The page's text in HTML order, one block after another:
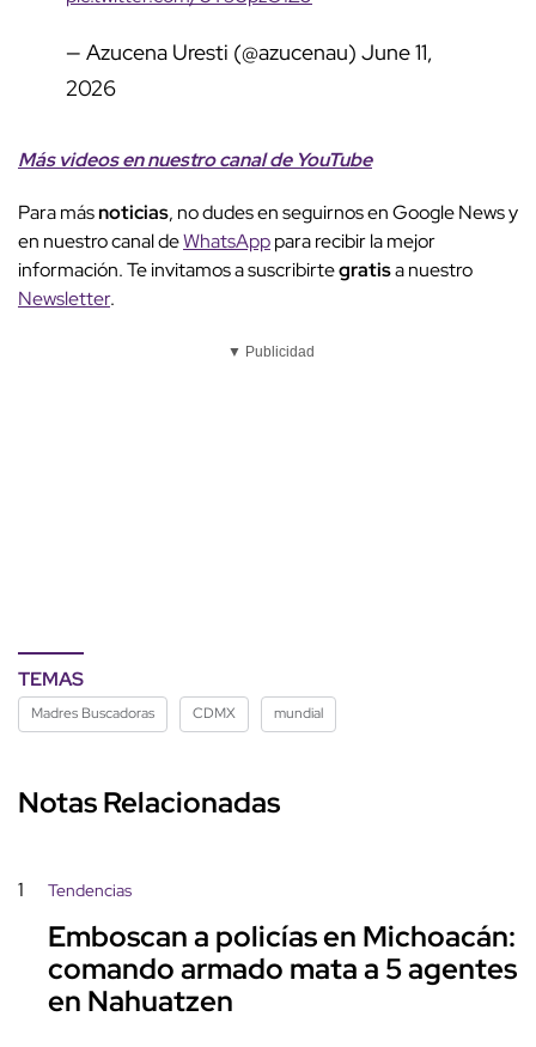
— Azucena Uresti (@azucenau) June 11,
2026
Más videosen nuestro canal de YouTube
Para másnoticias, no dudes en seguirnos en Google News y
en nuestro canal deWhatsApppara recibir la mejor
información. Te invitamos a suscribirtegratisa nuestro
Newsletter.
▼ Publicidad
TEMAS
Madres Buscadoras CDMX mundial
Notas Relacionadas
1 Tendencias
Emboscan a policías en Michoacán:
comando armado mata a 5 agentes
en Nahuatzen